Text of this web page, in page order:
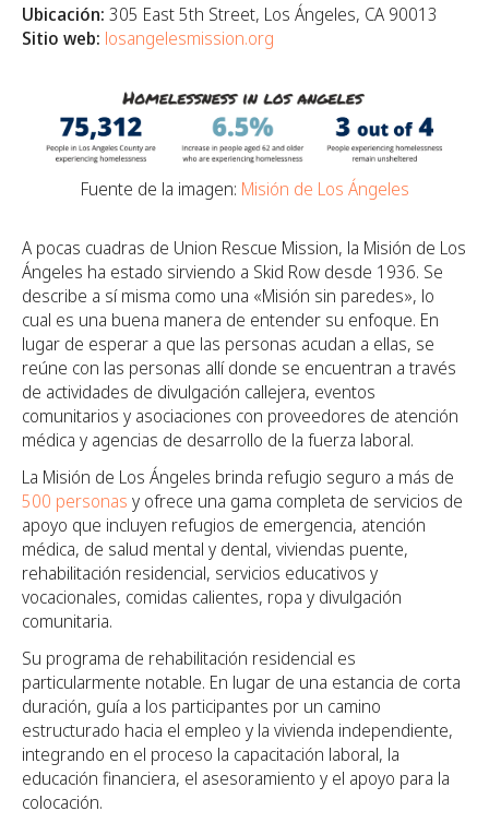
Ubicación: 305 East 5th Street, Los Ángeles, CA 90013
Sitio web: losangelesmission.org
Fuente de la imagen: Misión de Los Ángeles
A pocas cuadras de Union Rescue Mission, la Misión de Los
Ángeles ha estado sirviendo a Skid Row desde 1936. Se
describe a sí misma como una «Misión sin paredes», lo
cual es una buena manera de entender su enfoque. En
lugar de esperar a que las personas acudan a ellas, se
reúne con las personas allí donde se encuentran a través
de actividades de divulgación callejera, eventos
comunitarios y asociaciones con proveedores de atención
médica y agencias de desarrollo de la fuerza laboral.
La Misión de Los Ángeles brinda refugio seguro a más de
500 personas y ofrece una gama completa de servicios de
apoyo que incluyen refugios de emergencia, atención
médica, de salud mental y dental, viviendas puente,
rehabilitación residencial, servicios educativos y
vocacionales, comidas calientes, ropa y divulgación
comunitaria.
Su programa de rehabilitación residencial es
particularmente notable. En lugar de una estancia de corta
duración, guía a los participantes por un camino
estructurado hacia el empleo y la vivienda independiente,
integrando en el proceso la capacitación laboral, la
educación financiera, el asesoramiento y el apoyo para la
colocación.